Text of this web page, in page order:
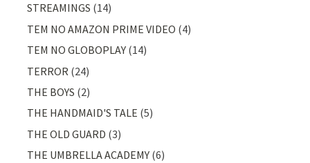
STREAMINGS (14)
TEM NO AMAZON PRIME VIDEO (4)
TEM NO GLOBOPLAY (14)
TERROR (24)
THE BOYS (2)
THE HANDMAID'S TALE (5)
THE OLD GUARD (3)
THE UMBRELLA ACADEMY (6)